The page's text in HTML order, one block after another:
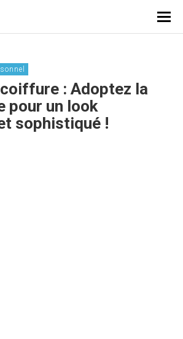
: Adoptez la
pour un look
sophistiqué !